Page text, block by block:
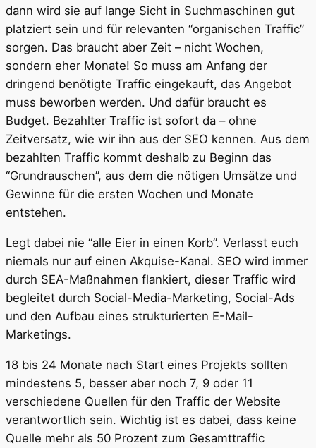
dann wird sie auf lange Sicht in Suchmaschinen gut
platziert sein und für relevanten “organischen Traffic”
sorgen. Das braucht aber Zeit – nicht Wochen,
sondern eher Monate! So muss am Anfang der
dringend benötigte Traffic eingekauft, das Angebot
muss beworben werden. Und dafür braucht es
Budget. Bezahlter Traffic ist sofort da – ohne
Zeitversatz, wie wir ihn aus der SEO kennen. Aus dem
bezahlten Traffic kommt deshalb zu Beginn das
“Grundrauschen”, aus dem die nötigen Umsätze und
Gewinne für die ersten Wochen und Monate
entstehen.
Legt dabei nie “alle Eier in einen Korb”. Verlasst euch
niemals nur auf einen Akquise-Kanal. SEO wird immer
durch SEA-Maßnahmen flankiert, dieser Traffic wird
begleitet durch Social-Media-Marketing, Social-Ads
und den Aufbau eines strukturierten E-Mail-
Marketings.
18 bis 24 Monate nach Start eines Projekts sollten
mindestens 5, besser aber noch 7, 9 oder 11
verschiedene Quellen für den Traffic der Website
verantwortlich sein. Wichtig ist es dabei, dass keine
Quelle mehr als 50 Prozent zum Gesamttraffic